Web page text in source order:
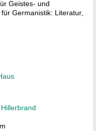
Geistes- und
Germanistik: Literatur,